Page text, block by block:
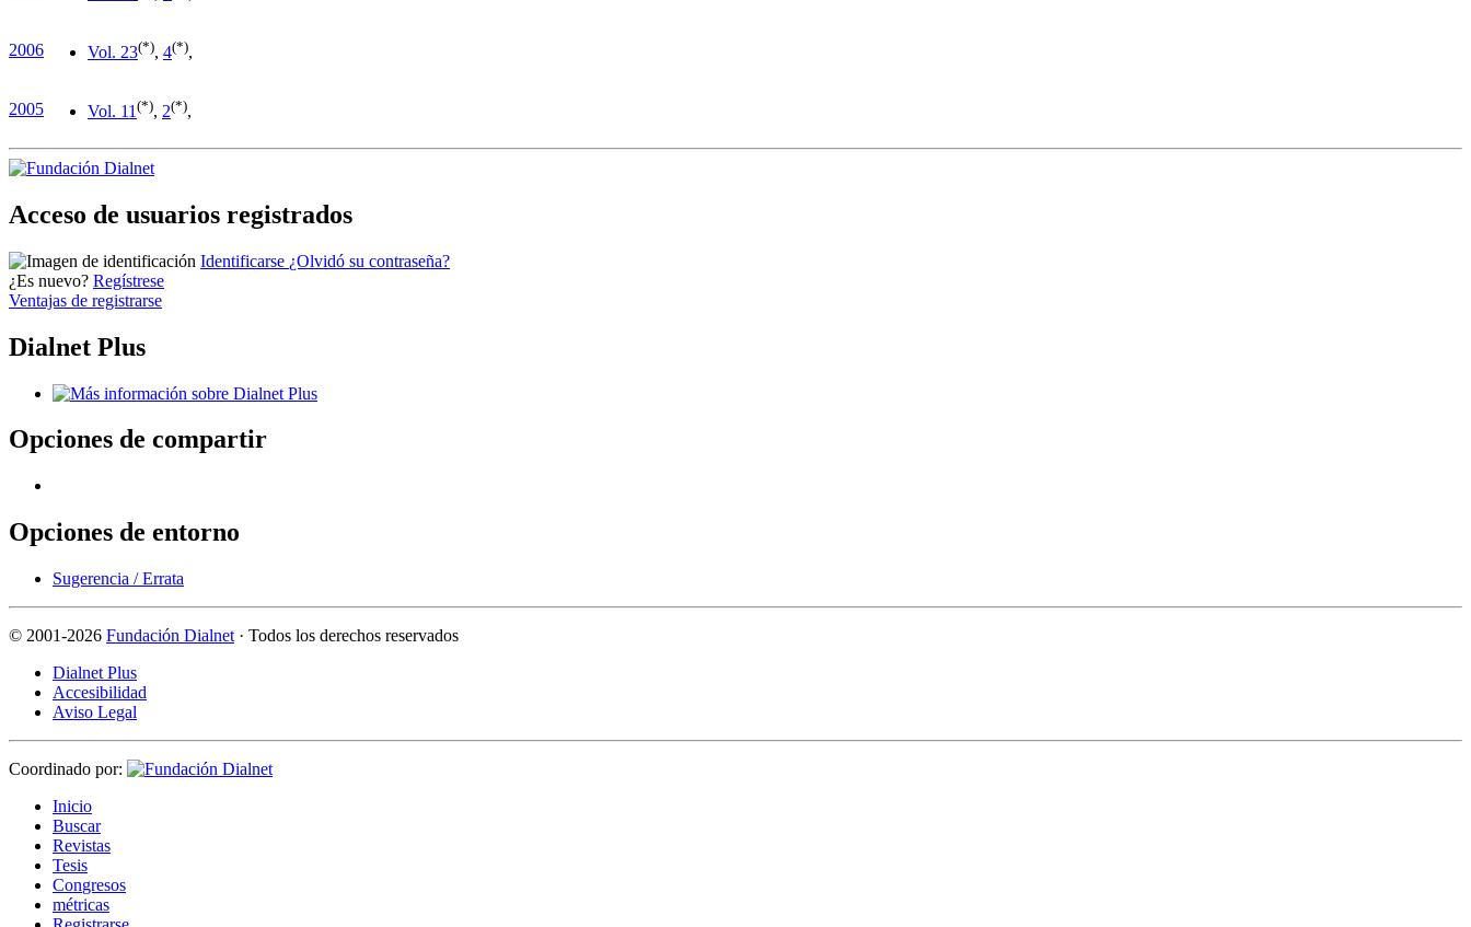
2006 Vol. 23(*), 4(*),
2005 Vol. 11 (*), 2(*),
Acceso de usuarios registrados
Identificarse ¿Olvidó su contraseña?
¿Es nuevo? Regístrese
Ventajas de registrarse
Dialnet Plus
Opciones de compartir
Opciones de entorno
Sugerencia / Errata
© 2001-2026 Fundación Dialnet · Todos los derechos reservados
Dialnet Plus
Accesibilidad
Aviso Legal
Coordinado por:
Inicio
Buscar
Revistas
Tesis
Congresos
métricas